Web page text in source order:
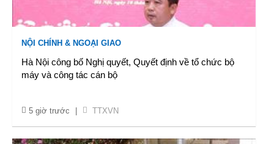
NỘI CHÍNH & NGOẠI GIAO
Hà Nội công bố Nghị quyết, Quyết định về tổ chức bộ
máy và công tác cán bộ
5 giờ trước TTXVN